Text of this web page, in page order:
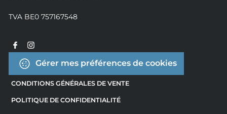
TVA BE0 757167548
Gérer mes préférences de cookies
CONDITIONS GÉNÉRALES DE VENTE
POLITIQUE DE CONFIDENTIALITÉ